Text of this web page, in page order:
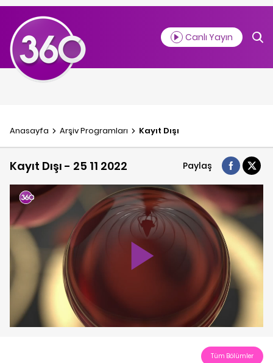
Canlı Yayın
Anasayfa Arşiv Programları Kayıt Dışı
Kayıt Dışı - 25 11 2022 Paylaş
Play
Video
Tüm Bölümler